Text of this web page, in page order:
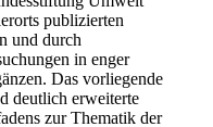
publizierten
und durch
in enger
Das vorliegende
deutlich erweiterte
zur Thematik der